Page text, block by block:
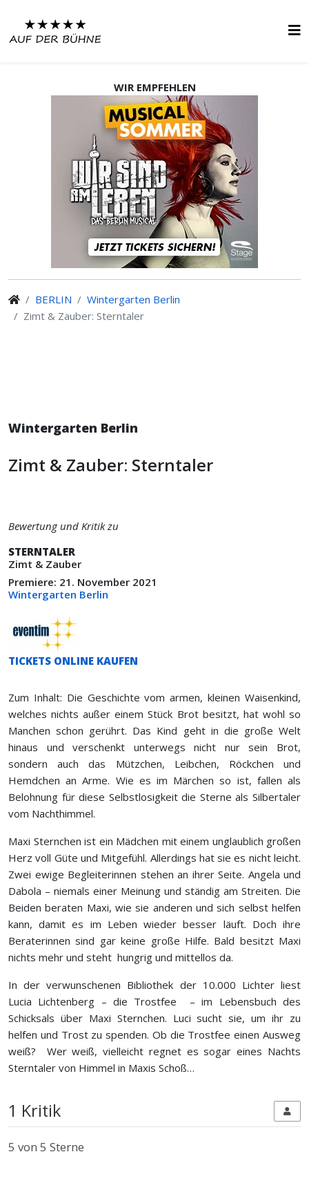
WIR EMPFEHLEN
BERLIN
Wintergarten Berlin
Zimt & Zauber: Sterntaler
Wintergarten Berlin
Zimt & Zauber: Sterntaler
Bewertung und Kritik zu
STERNTALER
Zimt & Zauber
Premiere: 21. November 2021
Wintergarten Berlin
TICKETS ONLINE KAUFEN
Zum Inhalt: Die Geschichte vom armen, kleinen Waisenkind,
welches nichts außer einem Stück Brot besitzt, hat wohl so
Manchen schon gerührt. Das Kind geht in die große Welt
hinaus und verschenkt unterwegs nicht nur sein Brot,
sondern auch das Mützchen, Leibchen, Röckchen und
Hemdchen an Arme. Wie es im Märchen so ist, fallen als
Belohnung für diese Selbstlosigkeit die Sterne als Silbertaler
vom Nachthimmel.
Maxi Sternchen ist ein Mädchen mit einem unglaublich großen
Herz voll Güte und Mitgefühl. Allerdings hat sie es nicht leicht.
Zwei ewige Begleiterinnen stehen an ihrer Seite. Angela und
Dabola – niemals einer Meinung und ständig am Streiten. Die
Beiden beraten Maxi, wie sie anderen und sich selbst helfen
kann, damit es im Leben wieder besser läuft. Doch ihre
Beraterinnen sind gar keine große Hilfe. Bald besitzt Maxi
nichts mehr und steht hungrig und mittellos da.
In der verwunschenen Bibliothek der 10.000 Lichter liest
Lucia Lichtenberg – die Trostfee – im Lebensbuch des
Schicksals über Maxi Sternchen. Luci sucht sie, um ihr zu
helfen und Trost zu spenden. Ob die Trostfee einen Ausweg
weiß? Wer weiß, vielleicht regnet es sogar eines Nachts
Sterntaler von Himmel in Maxis Schoß…
1 Kritik
5 von 5 Sterne